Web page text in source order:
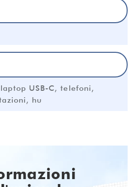
USB-C, telefoni,
hu